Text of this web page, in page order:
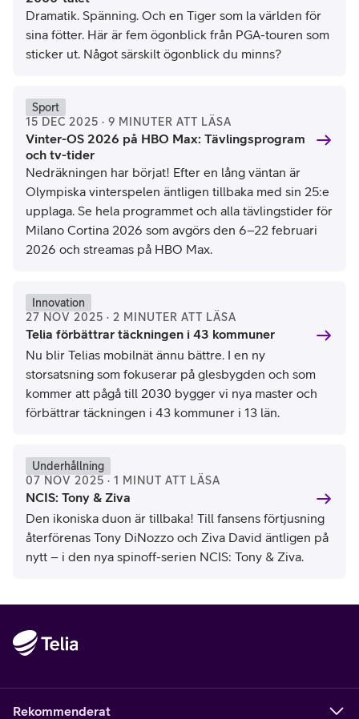
Dramatik. Spänning. Och en Tiger som la världen för
sina fötter. Här är fem ögonblick från PGA-touren som
sticker ut. Något särskilt ögonblick du minns?
Sport
15 DEC 2025 · 9 MINUTER ATT LÄSA
Vinter-OS 2026 på HBO Max: Tävlingsprogram
och tv-tider
Nedräkningen har börjat! Efter en lång väntan är
Olympiska vinterspelen äntligen tillbaka med sin 25:e
upplaga. Se hela programmet och alla tävlingstider för
Milano Cortina 2026 som avgörs den 6–22 februari
2026 och streamas på HBO Max.
Innovation
27 NOV 2025 · 2 MINUTER ATT LÄSA
Telia förbättrar täckningen i 43 kommuner
Nu blir Telias mobilnät ännu bättre. I en ny
storsatsning som fokuserar på glesbygden och som
kommer att pågå till 2030 bygger vi nya master och
förbättrar täckningen i 43 kommuner i 13 län.
Underhållning
07 NOV 2025 · 1 MINUT ATT LÄSA
NCIS: Tony & Ziva
Den ikoniska duon är tillbaka! Till fansens förtjusning
återförenas Tony DiNozzo och Ziva David äntligen på
nytt – i den nya spinoff-serien NCIS: Tony & Ziva.
Rekommenderat